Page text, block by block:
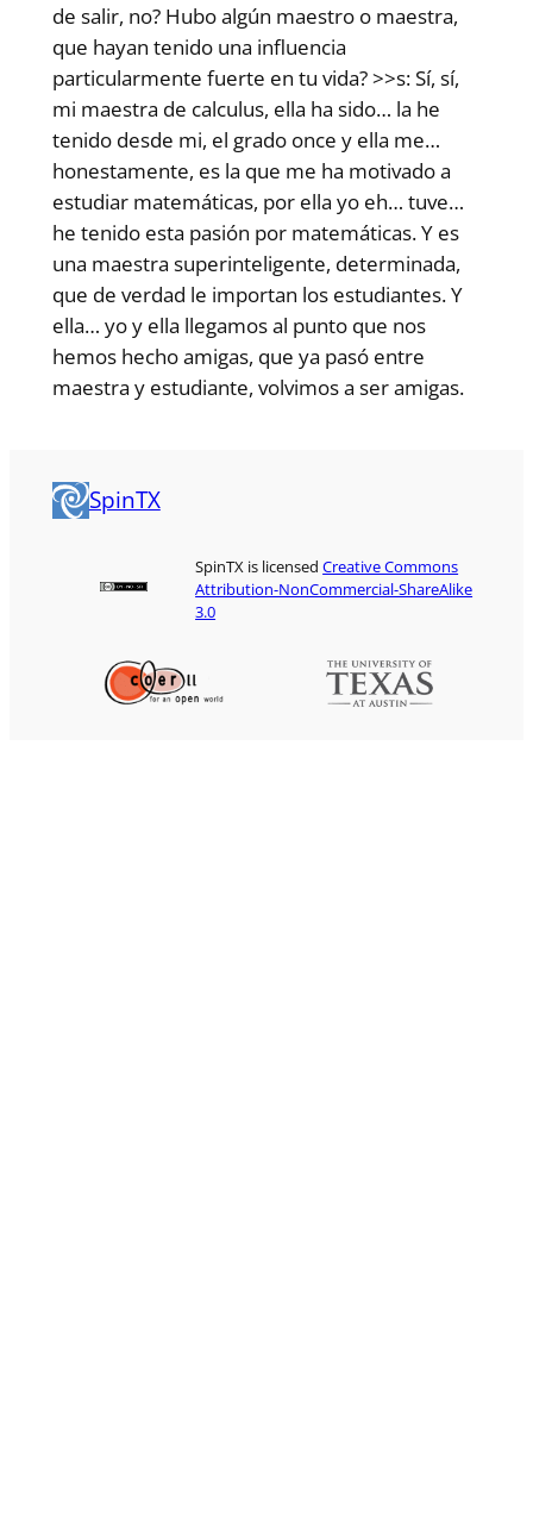
de salir, no? Hubo algún maestro o maestra,
que hayan tenido una influencia
particularmente fuerte en tu vida? >>s: Sí, sí,
mi maestra de calculus, ella ha sido… la he
tenido desde mi, el grado once y ella me…
honestamente, es la que me ha motivado a
estudiar matemáticas, por ella yo eh… tuve…
he tenido esta pasión por matemáticas. Y es
una maestra superinteligente, determinada,
que de verdad le importan los estudiantes. Y
ella… yo y ella llegamos al punto que nos
hemos hecho amigas, que ya pasó entre
maestra y estudiante, volvimos a ser amigas.
SpinTX
SpinTX is licensedCreative Commons
Attribution-NonCommercial-ShareAlike
3.0